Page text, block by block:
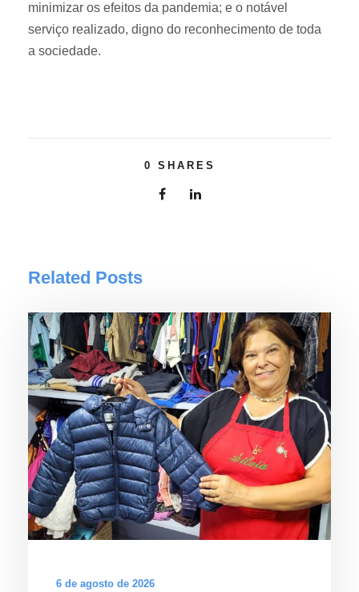
minimizar os efeitos da pandemia; e o notável
serviço realizado, digno do reconhecimento de toda
a sociedade.
0 SHARES
Related Posts
6 de agosto de 2026